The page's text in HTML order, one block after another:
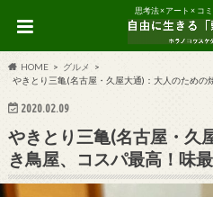
思考法 × アート × コ
HOME
グルメ
やきとり三亀(名古屋・久屋大通)：大人のための
2020.02.09
やきとり三亀(名古屋・久
き鳥屋、コスパ最高！味